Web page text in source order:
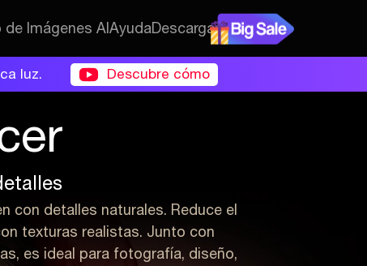
Imágenes AIAyudaDescargar
luz. Descubre cómo
con detalles naturales. Reduce el
texturas realistas. Junto con
es ideal para fotografía, diseño,